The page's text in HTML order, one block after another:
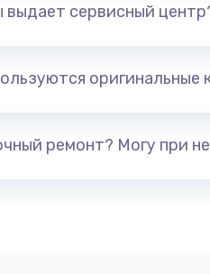
выдает сервисный
оригинальные
ремонт? Могу при